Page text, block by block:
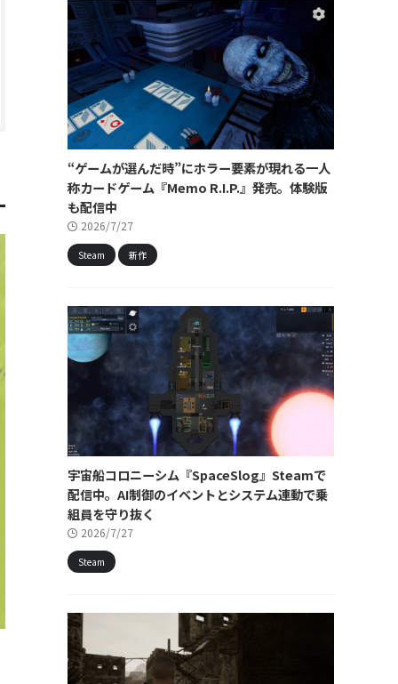
“ゲームが選んだ時”にホラー要素が現れる一人
称カードゲーム『Memo R.I.P.』発売。体験版
も配信中
2026/7/27
Steam 新作
宇宙船コロニーシム『SpaceSlog』Steamで
配信中。AI制御のイベントとシステム連動で乗
組員を守り抜く
2026/7/27
Steam